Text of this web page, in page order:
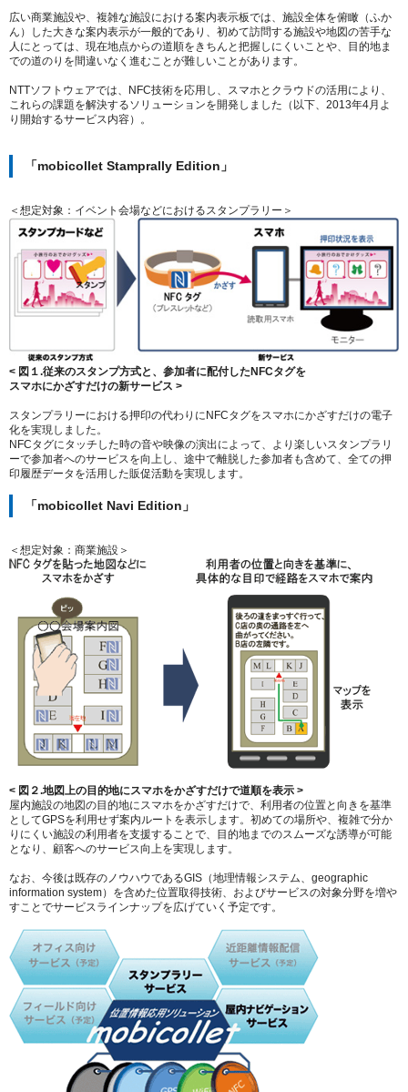
広い商業施設や、複雑な施設における案内表示板では、施設全体を俯瞰（ふか
ん）した大きな案内表示が一般的であり、初めて訪問する施設や地図の苦手な
人にとっては、現在地点からの道順をきちんと把握しにくいことや、目的地ま
での道のりを間違いなく進むことが難しいことがあります。
NTTソフトウェアでは、NFC技術を応用し、スマホとクラウドの活用により、
これらの課題を解決するソリューションを開発しました（以下、2013年4月よ
り開始するサービス内容）。
「mobicollet Stamprally Edition」
＜想定対象：イベント会場などにおけるスタンプラリー＞
< 図１.従来のスタンプ方式と、参加者に配付したNFCタグを
スマホにかざすだけの新サービス >
スタンプラリーにおける押印の代わりにNFCタグをスマホにかざすだけの電子
化を実現しました。
NFCタグにタッチした時の音や映像の演出によって、より楽しいスタンプラリ
ーで参加者へのサービスを向上し、途中で離脱した参加者も含めて、全ての押
印履歴データを活用した販促活動を実現します。
「mobicollet Navi Edition」
＜想定対象：商業施設＞
< 図２.地図上の目的地にスマホをかざすだけで道順を表示 >
屋内施設の地図の目的地にスマホをかざすだけで、利用者の位置と向きを基準
としてGPSを利用せず案内ルートを表示します。初めての場所や、複雑で分か
りにくい施設の利用者を支援することで、目的地までのスムーズな誘導が可能
となり、顧客へのサービス向上を実現します。
なお、今後は既存のノウハウであるGIS（地理情報システム、geographic
information system）を含めた位置取得技術、およびサービスの対象分野を増や
すことでサービスラインナップを広げていく予定です。